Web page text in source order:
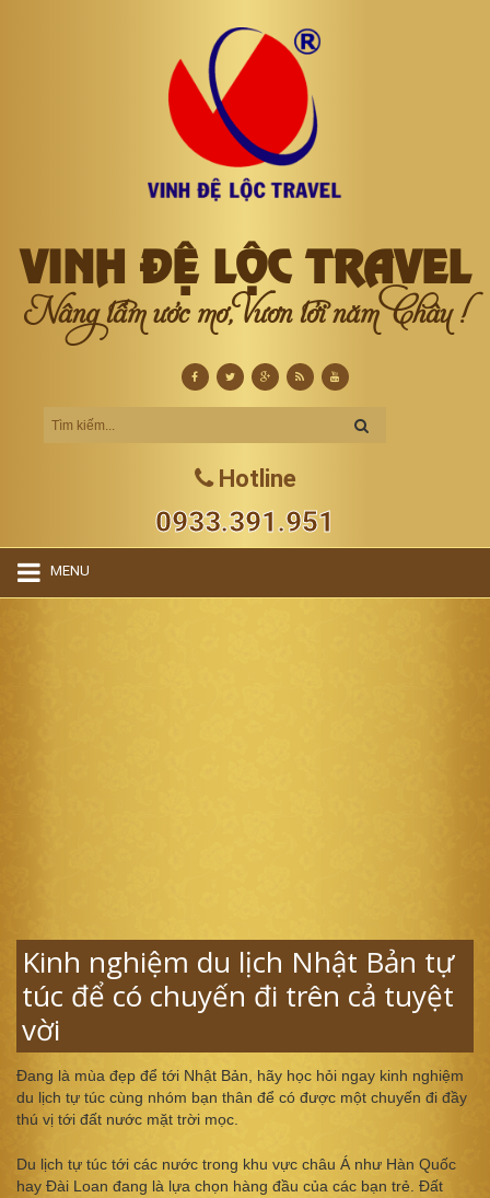
VINH ĐỆ LỘC TRAVEL
Nâng tầm ước mơ, Vươn tới năm Châu !
Hotline
0933.391.951
MENU
Kinh nghiệm du lịch Nhật Bản tự
túc để có chuyến đi trên cả tuyệt
vời
Đang là mùa đẹp để tới Nhật Bản, hãy học hỏi ngay kinh nghiệm
du lịch tự túc cùng nhóm bạn thân để có được một chuyến đi đầy
thú vị tới đất nước mặt trời mọc.
Du lịch tự túc tới các nước trong khu vực châu Á như Hàn Quốc
hay Đài Loan đang là lựa chọn hàng đầu của các bạn trẻ. Đất